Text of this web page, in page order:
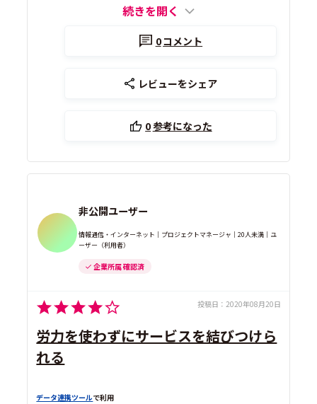
続きを開く
0コメント
レビューをシェア
0参考になった
非公開ユーザー
情報通信・インターネット｜プロジェクトマネージャ｜20人未満｜ユ
ーザー（利用者）
企業所属 確認済
投稿日： 2020年08月20日
労力を使わずにサービスを結びつけら
れる
データ連携ツールで利用